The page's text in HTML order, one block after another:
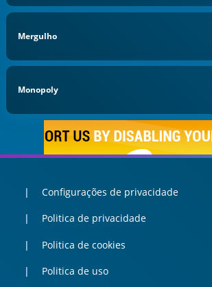
Mergulho
Monopoly
Configurações de privacidade
Politica de privacidade
Politica de cookies
Politica de uso